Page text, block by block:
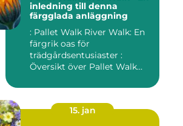
inledning till denna
färgglada anläggning
: Pallet Walk River Walk: En
färgrik oas för
trädgårdsentusiaster :
Översikt över Pallet Walk
15. jan